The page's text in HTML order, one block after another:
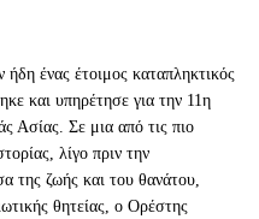
ένας έτοιμος καταπληκτικός
και υπηρέτησε για την 11η
Ασίας. Σε μια από τις πιο
λίγο πριν την
της ζωής και του θανάτου,
θητείας, ο Ορέστης